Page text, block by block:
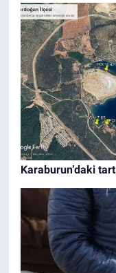
Karaburun’daki